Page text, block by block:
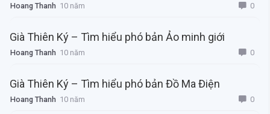
Hoang Thanh 10 năm 0
Già Thiên Ký – Tìm hiểu phó bản Ảo minh giới
Hoang Thanh 10 năm 0
Già Thiên Ký – Tìm hiểu phó bản Đồ Ma Điện
Hoang Thanh 10 năm 0